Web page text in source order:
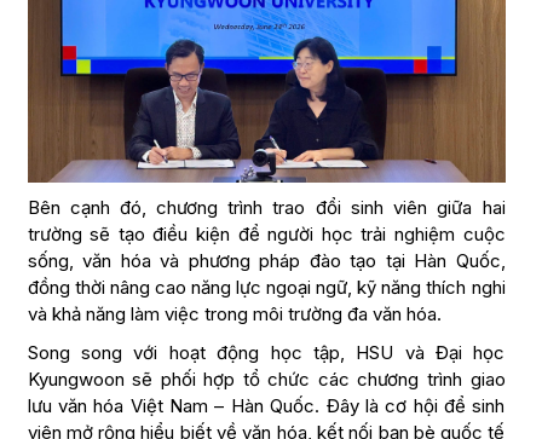
Bên cạnh đó, chương trình trao đổi sinh viên giữa hai
trường sẽ tạo điều kiện để người học trải nghiệm cuộc
sống, văn hóa và phương pháp đào tạo tại Hàn Quốc,
đồng thời nâng cao năng lực ngoại ngữ, kỹ năng thích nghi
và khả năng làm việc trong môi trường đa văn hóa.
Song song với hoạt động học tập, HSU và Đại học
Kyungwoon sẽ phối hợp tổ chức các chương trình giao
lưu văn hóa Việt Nam – Hàn Quốc. Đây là cơ hội để sinh
viên mở rộng hiểu biết về văn hóa, kết nối bạn bè quốc tế